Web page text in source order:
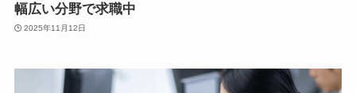
幅広い分野で求職中
2025年11月12日